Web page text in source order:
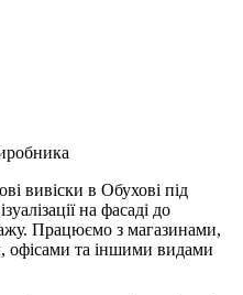
вивіски в Обухові під
на фасаді до
Працюємо з магазинами,
офісами та іншими видами